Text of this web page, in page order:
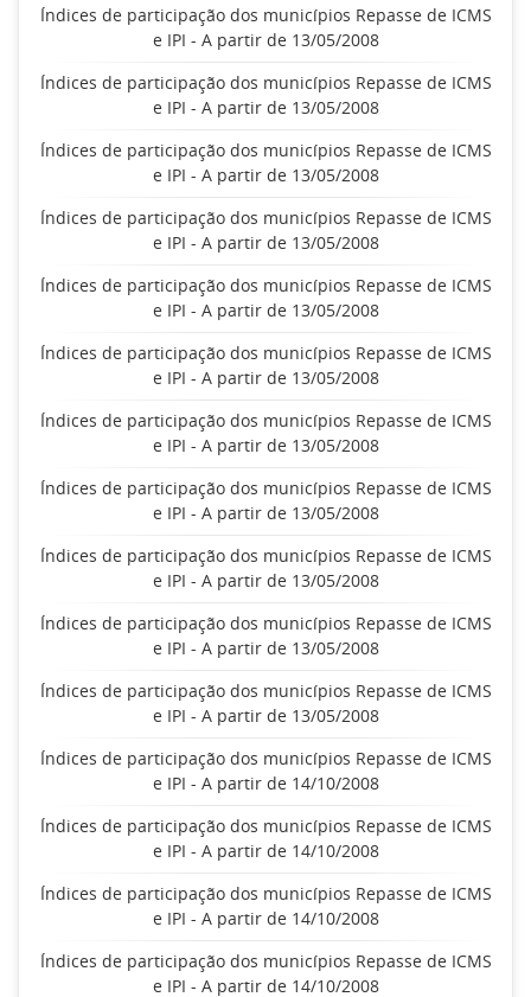
Índices de participação dos municípios Repasse de ICMS
e IPI - A partir de 13/05/2008
Índices de participação dos municípios Repasse de ICMS
e IPI - A partir de 13/05/2008
Índices de participação dos municípios Repasse de ICMS
e IPI - A partir de 13/05/2008
Índices de participação dos municípios Repasse de ICMS
e IPI - A partir de 13/05/2008
Índices de participação dos municípios Repasse de ICMS
e IPI - A partir de 13/05/2008
Índices de participação dos municípios Repasse de ICMS
e IPI - A partir de 13/05/2008
Índices de participação dos municípios Repasse de ICMS
e IPI - A partir de 13/05/2008
Índices de participação dos municípios Repasse de ICMS
e IPI - A partir de 13/05/2008
Índices de participação dos municípios Repasse de ICMS
e IPI - A partir de 13/05/2008
Índices de participação dos municípios Repasse de ICMS
e IPI - A partir de 13/05/2008
Índices de participação dos municípios Repasse de ICMS
e IPI - A partir de 13/05/2008
Índices de participação dos municípios Repasse de ICMS
e IPI - A partir de 14/10/2008
Índices de participação dos municípios Repasse de ICMS
e IPI - A partir de 14/10/2008
Índices de participação dos municípios Repasse de ICMS
e IPI - A partir de 14/10/2008
Índices de participação dos municípios Repasse de ICMS
e IPI - A partir de 14/10/2008